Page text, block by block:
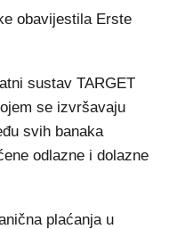
obavijestila Erste
sustav TARGET
se izvršavaju
svih banaka
odlazne i dolazne
plaćanja u